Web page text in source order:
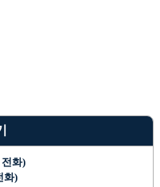
전화)
화)